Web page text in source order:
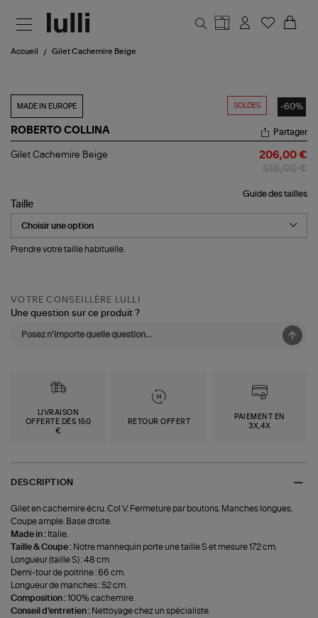
Accueil Gilet Cachemire Beige
SOLDES -60%
MADE IN EUROPE
ROBERTO COLLINA
Gilet
Partager
Gilet Cachemire Beige 206,00 €
Guide des tailles
Taille
Prendre votre taille habituelle.
VOTRE CONSEILLÈRE LULLI
Une question sur ce produit ?
LIVRAISON
OFFERTE DÈS 150
€
RETOUR OFFERT
PAIEMENT EN
3X,4X
DESCRIPTION
Gilet en cachemire écru. Col V. Fermeture par boutons. Manches longues.
Coupe ample. Base droite.
Made in : Italie.
Taille & Coupe : Notre mannequin porte une taille S et mesure 172 cm.
Longueur (taille S) : 48 cm.
Demi-tour de poitrine : 66 cm.
Longueur de manches : 52 cm.
Composition :100% cachemire.
Conseil d'entretien : Nettoyage chez un spécialiste.